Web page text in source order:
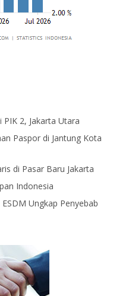
2, Jakarta Utara
Paspor di Jantung Kota
di Pasar Baru Jakarta
Indonesia
Ungkap Penyebab